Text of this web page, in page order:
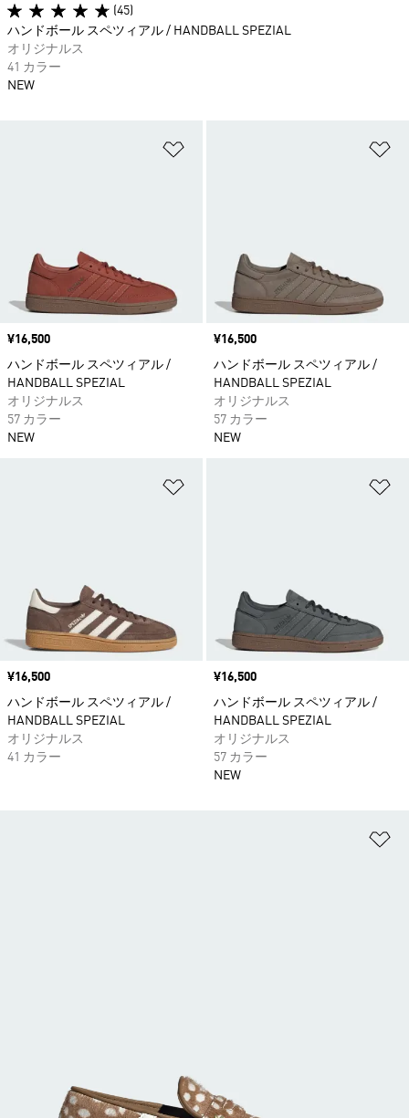
価格
¥16,500
ハンドボール スペツィアル /
HANDBALL SPEZIAL
オリジナルス
57 カラー
NEW
価格
¥16,500
ハンドボール スペツィアル /
HANDBALL SPEZIAL
オリジナルス
57 カラー
NEW
価格
¥16,500
ハンドボール スペツィアル /
HANDBALL SPEZIAL
オリジナルス
41 カラー
価格
¥16,500
ハンドボール スペツィアル /
HANDBALL SPEZIAL
オリジナルス
57 カラー
NEW
(45)
ハンドボール スペツィアル / HANDBALL SPEZIAL
オリジナルス
41 カラー
NEW